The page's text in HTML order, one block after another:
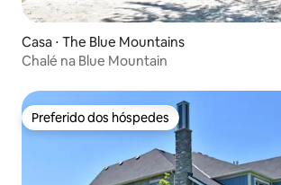
Casa ⋅ The Blue Mountains
Chalé na Blue Mountain
Preferido dos hóspedes
Preferido dos hóspedes